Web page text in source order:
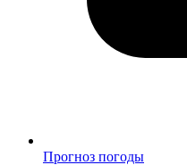
Прогноз погоды